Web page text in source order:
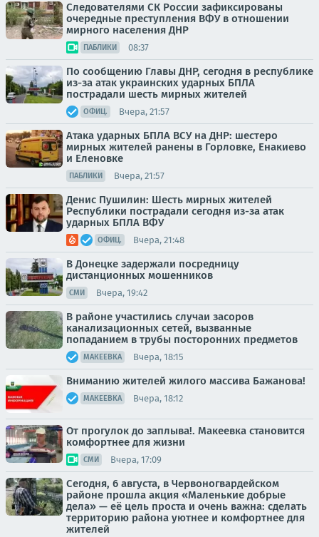
Следователями СК России зафиксированы
очередные преступления ВФУ в отношении
мирного населения ДНР
ПАБЛИКИ 08:37
По сообщению Главы ДНР, сегодня в республике
из-за атак украинских ударных БПЛА
пострадали шесть мирных жителей
ОФИЦ. Вчера, 21:57
Атака ударных БПЛА ВСУ на ДНР: шестеро
мирных жителей ранены в Горловке, Енакиево
и Еленовке
ПАБЛИКИ Вчера, 21:57
Денис Пушилин: Шесть мирных жителей
Республики пострадали сегодня из-за атак
ударных БПЛА ВФУ
ОФИЦ. Вчера, 21:48
В Донецке задержали посредницу
дистанционных мошенников
СМИ Вчера, 19:42
В районе участились случаи засоров
канализационных сетей, вызванные
попаданием в трубы посторонних предметов
МАКЕЕВКА Вчера, 18:15
Вниманию жителей жилого массива Бажанова!
МАКЕЕВКА Вчера, 18:12
От прогулок до заплыва!. Макеевка становится
комфортнее для жизни
СМИ Вчера, 17:09
Сегодня, 6 августа, в Червоногвардейском
районе прошла акция «Маленькие добрые
дела» — её цель проста и очень важна: сделать
территорию района уютнее и комфортнее для
жителей